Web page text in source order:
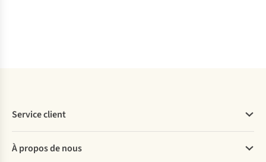
Service client
Commander
À propos de nous